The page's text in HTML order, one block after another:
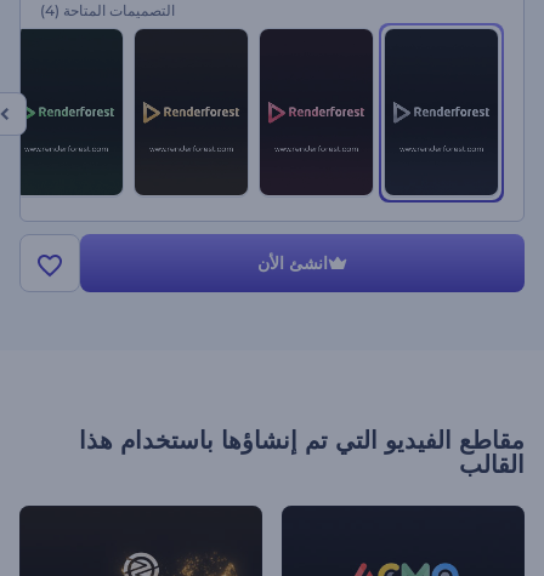
التصميمات المتاحة (4)
انشئ الأن
مقاطع الفيديو التي تم إنشاؤها باستخدام هذا
القالب